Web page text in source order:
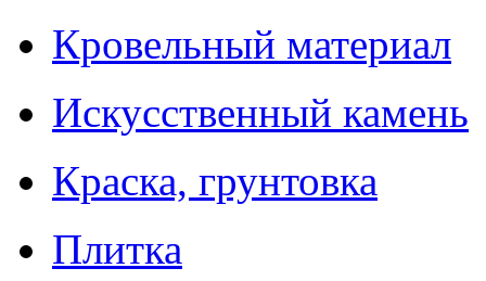
Кровельный материал
Искусственный камень
Краска, грунтовка
Плитка